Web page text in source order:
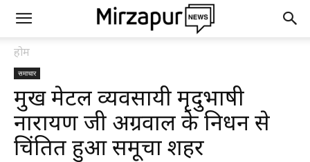
होम
समाचार
प्रमुख मेटल व्यवसायी मृदुभाषी
नारायण जी अग्रवाल के निधन से
चिंतित हुआ समूचा शहर